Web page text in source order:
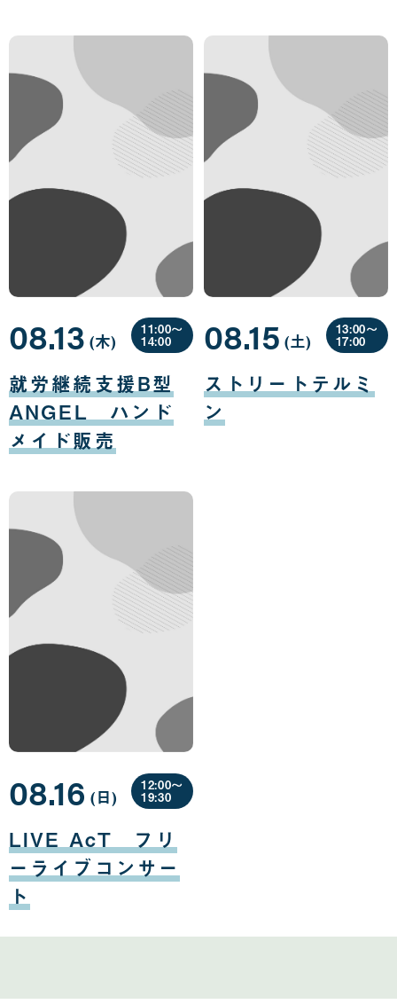
就労継続支援B型
ANGEL ハンド
メイド販売
08.13
月
13
日
(木曜
日
)
11:00〜
14:00
ストリートテルミ
ン
08.15
月
15
日
(土曜
日
)
13:00〜
17:00
LIVE AcT フリ
ーライブコンサー
ト
08.16
月
16
日
(日曜
日
)
12:00〜
19:30